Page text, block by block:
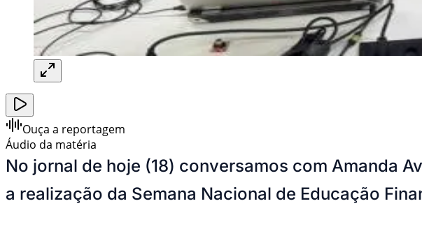
Ouça a reportagem
Áudio da matéria
No jornal de hoje (18) conversamos com Amanda
a realização da Semana Nacional de Educação